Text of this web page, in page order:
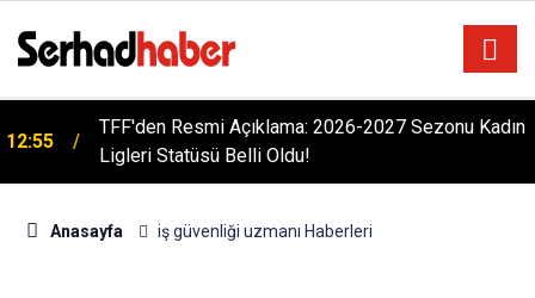
12:55
TFF'den Resmi Açıklama: 2026-2027 Sezonu Kadın
Ligleri Statüsü Belli Oldu!
Anasayfa iş güvenliği uzmanı Haberleri